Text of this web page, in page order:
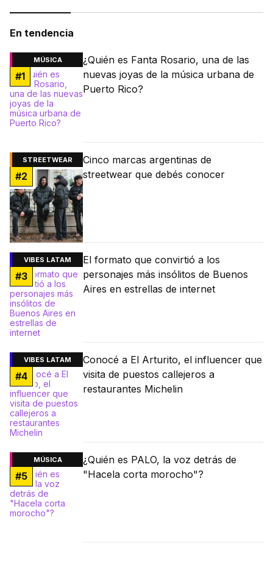
En tendencia
MÚSICA
#1
¿Quién es Fanta Rosario, una de las
nuevas joyas de la música urbana de
Puerto Rico?
STREETWEAR
#2
Cinco marcas argentinas de
streetwear que debés conocer
VIBES LATAM
#3
El formato que convirtió a los
personajes más insólitos de Buenos
Aires en estrellas de internet
VIBES LATAM
#4
Conocé a El Arturito, el influencer que
visita de puestos callejeros a
restaurantes Michelin
MÚSICA
#5
¿Quién es PALO, la voz detrás de
"Hacela corta morocho"?